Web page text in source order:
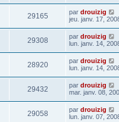
29165 par drouizig
jeu. janv. 17,
29308 par drouizig
lun. janv. 14,
28920 par drouizig
lun. janv. 14,
29432 par drouizig
mar. janv. 08,
29058 par drouizig
lun. janv. 07,